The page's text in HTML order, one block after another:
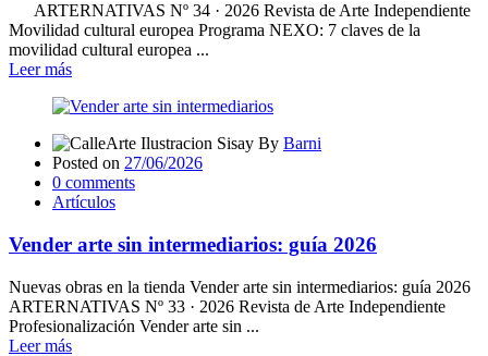
ARTERNATIVAS Nº 34 · 2026 Revista de Arte Independiente
Movilidad cultural europea Programa NEXO: 7 claves de la
movilidad cultural europea ...
Leer más
By Barni
Posted on 27/06/2026
0 comments
Artículos
Vender arte sin intermediarios: guía 2026
Nuevas obras en la tienda Vender arte sin intermediarios: guía 2026
ARTERNATIVAS Nº 33 · 2026 Revista de Arte Independiente
Profesionalización Vender arte sin ...
Leer más